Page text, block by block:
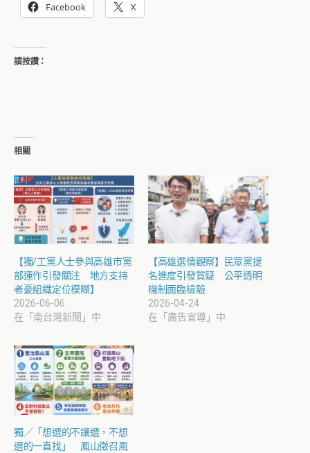
Facebook X
請按讚：
相關
【獨/工黨人士參與高雄市黨
部運作引發關注 地方支持
者憂組織定位模糊】
2026-06-06
在「南台灣新聞」中
【高雄選情觀察】民眾黨提
名進度引發質疑 公平透明
機制面臨檢驗
2026-04-24
在「廣告宣導」中
獨／「想選的不讓選，不想
選的一直找」 鳳山徵召風